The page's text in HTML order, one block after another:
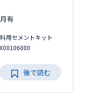
有
用セメントキット
後で読む